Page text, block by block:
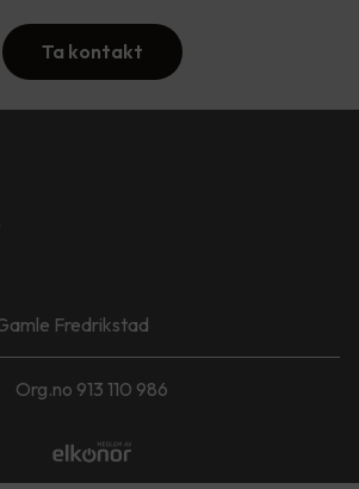
Ta kontakt
Fredrikstad
Org.no 913 110 986